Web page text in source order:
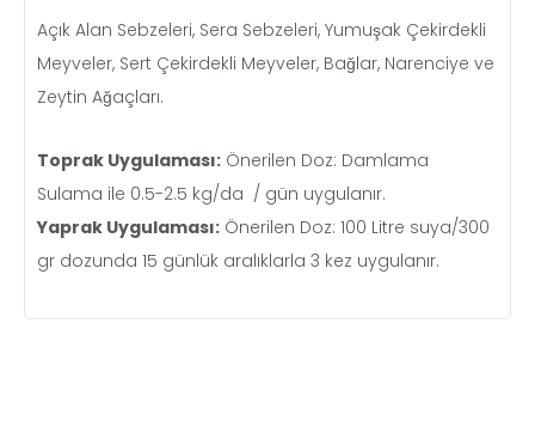
Açık Alan Sebzeleri, Sera Sebzeleri, Yumuşak Çekirdekli
Meyveler, Sert Çekirdekli Meyveler, Bağlar, Narenciye ve
Zeytin Ağaçları.
Toprak Uygulaması: Önerilen Doz: Damlama
Sulama ile 0.5-2.5 kg/da / gün uygulanır.
Yaprak Uygulaması: Önerilen Doz: 100 Litre suya/300
gr dozunda 15 günlük aralıklarla 3 kez uygulanır.